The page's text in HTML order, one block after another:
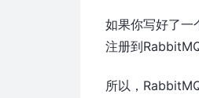
如果你写好了一
注册到RabbitMQ
所以，